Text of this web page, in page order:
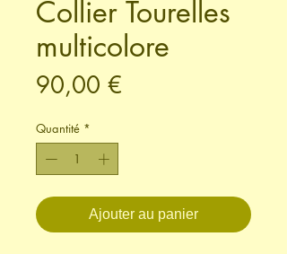
Collier Tourelles
multicolore
90,00 €
Quantité *
Ajouter au panier